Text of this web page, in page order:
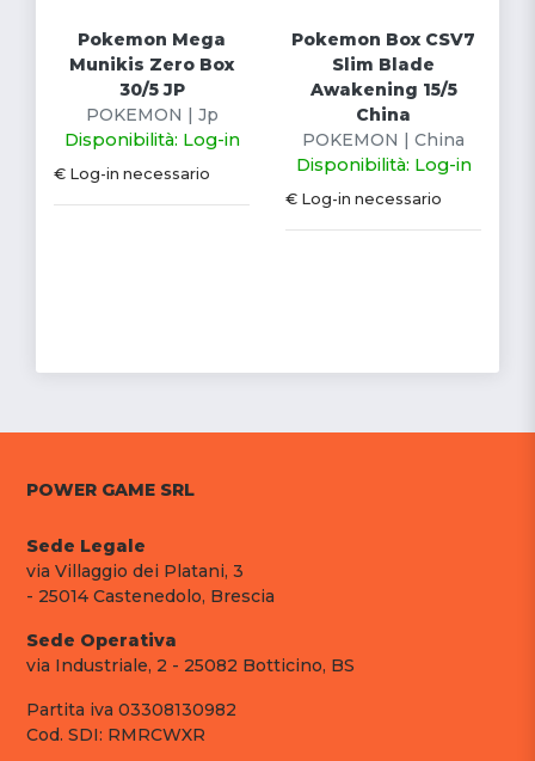
Pokemon Mega
Munikis Zero Box
30/5 JP
POKEMON | Jp
Disponibilità: Log-in
€ Log-in necessario
Pokemon Box CSV7
Slim Blade
Awakening 15/5
China
POKEMON | China
Disponibilità: Log-in
€ Log-in necessario
POWER GAME SRL
Sede Legale
via Villaggio dei Platani, 3
- 25014 Castenedolo, Brescia
Sede Operativa
via Industriale, 2 - 25082 Botticino, BS
Partita iva 03308130982
Cod. SDI: RMRCWXR